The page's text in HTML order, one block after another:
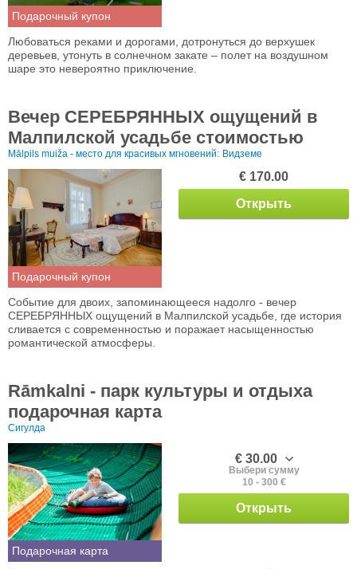
Подарочный купон
Любоваться реками и дорогами, дотронуться до верхушек
деревьев, утонуть в солнечном закате – полет на воздушном
шаре это невероятно приключение.
Вечер СЕРЕБРЯННЫХ ощущений в
Малпилской усадьбе стоимостью
Mālpils muiža - место для красивых мгновений: Видземе
Подарочный купон
€ 170.00
Открыть
Событие для двоих, запоминающееся надолго - вечер
СЕРЕБРЯННЫХ ощущений в Малпилской усадьбе, где история
сливается с современностью и поражает насыщенностью
романтической атмосферы.
Rāmkalni - парк культуры и отдыха
подарочная карта
Сигулда
Подарочная карта
€ 30.00
Выбери сумму
10 - 300 €
Открыть